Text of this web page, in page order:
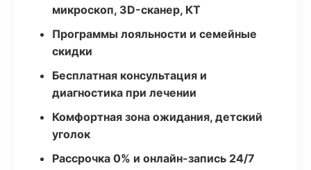
микроскоп, 3D-сканер, КТ
Программы лояльности и семейные
скидки
Бесплатная консультация и
диагностика при лечении
Комфортная зона ожидания, детский
уголок
Рассрочка 0% и онлайн-запись 24/7